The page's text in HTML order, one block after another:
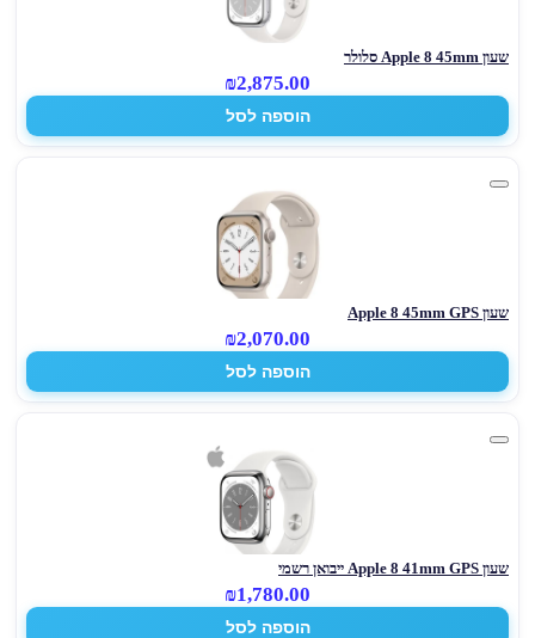
שעון Apple 8 45mm סלולר
₪2,875.00
הוספה לסל
שעון Apple 8 45mm GPS
₪2,070.00
הוספה לסל
שעון Apple 8 41mm GPS ייבואן רשמי
₪1,780.00
הוספה לסל